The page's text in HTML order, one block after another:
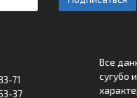
71
37
Все
сугубо